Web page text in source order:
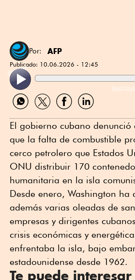
Por: AFP
Publicado: 10.06.2026 - 12:45
Compartir
por
Compartir
por
Compartir
por
Compartir
por
El gobierno cubano denunció
que la falta de combustible
cerco petrolero que Estados
ONU distribuir 170
humanitaria en la isla
Desde enero, Washington ha
además varias oleadas de
empresas y dirigentes
crisis económicas y
enfrentaba la isla, bajo
estadounidense desde 1962.
Te puede interesar